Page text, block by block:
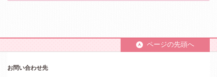
ページの先頭へ
お問い合わせ先